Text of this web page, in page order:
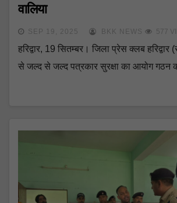
वालिया
SEP 19, 2025 BKK NEWS 577
हरिद्वार, 19 सितम्बर। जिला प्रेस क्लब हरिद्वार
से जल्द से जल्द पत्रकार सुरक्षा का आयोग